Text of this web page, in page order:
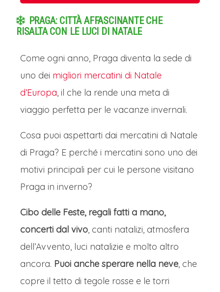
Cento Torri: Giorno 2
PRAGA: LA CITTA’ DELLE CENTO
Arrivo a Praga, la magnifica capitale
della Repubblica Ceca, in mattinata.
I MERCATINI DI NATALE DI PRAGA
Tempo libero per visitare liberamente
la città e i suoi Mercatini di Natale,
situati in sei zone diverse e che la
avvolgono di un'atmosfera magica e
indimenticabile.
universo incantato nel cuore della città
boema, dove storia e tradizione si
fondono in un'esperienza sensoriale
unica. Le piazze principali si
trasformano in villaggi festosi, con le
PRAGA: CITTÀ AFFASCINANTE CHE
RISALTA CON LE LUCI DI NATALE
Come ogni anno, Praga diventa la sede di
uno dei migliori mercatini di Natale
d’Europa, il che la rende una meta di
viaggio perfetta per le vacanze invernali.
Cosa puoi aspettarti dai mercatini di Natale
di Praga? E perché i mercatini sono uno dei
motivi principali per cui le persone visitano
Praga in inverno?
Cibo delle Feste, regali fatti a mano,
concerti dal vivo, canti natalizi, atmosfera
dell’Avvento, luci natalizie e molto altro
ancora. Puoi anche sperare nella neve, che
copre il tetto di tegole rosse e le torri